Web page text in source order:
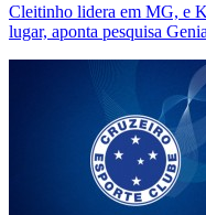
Cleitinho lidera em MG, e
lugar, aponta pesquisa